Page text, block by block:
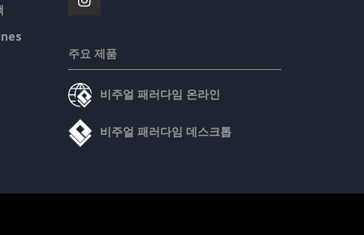
주요 제품
비주얼 패러다임 온라인
비주얼 패러다임 데스크톱